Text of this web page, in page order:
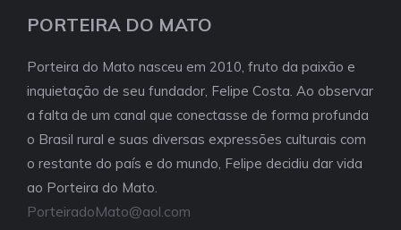
PORTEIRA DO MATO
Porteira do Mato nasceu em 2010, fruto da paixão e
inquietação de seu fundador, Felipe Costa. Ao observar
a falta de um canal que conectasse de forma profunda
o Brasil rural e suas diversas expressões culturais com
o restante do país e do mundo, Felipe decidiu dar vida
ao Porteira do Mato.
PorteiradoMato@aol.com